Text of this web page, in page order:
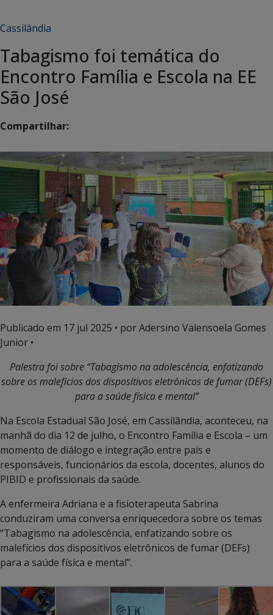
Cassilândia
Tabagismo foi temática do
Encontro Família e Escola na EE
São José
Compartilhar:
Publicado em 17 jul 2025 • por Adersino Valensoela Gomes
Junior •
Palestra foi sobre “Tabagismo na adolescência, enfatizando
sobre os malefícios dos dispositivos eletrônicos de fumar (DEFs)
para a saúde física e mental”
Na Escola Estadual São José, em Cassilândia, aconteceu, na
manhã do dia 12 de julho, o Encontro Família e Escola – um
momento de diálogo e integração entre pais e
responsáveis, funcionários da escola, docentes, alunos do
PIBID e profissionais da saúde.
A enfermeira Adriana e a fisioterapeuta Sabrina
conduziram uma conversa enriquecedora sobre os temas
“Tabagismo na adolescência, enfatizando sobre os
malefícios dos dispositivos eletrônicos de fumar (DEFs)
para a saúde física e mental”.